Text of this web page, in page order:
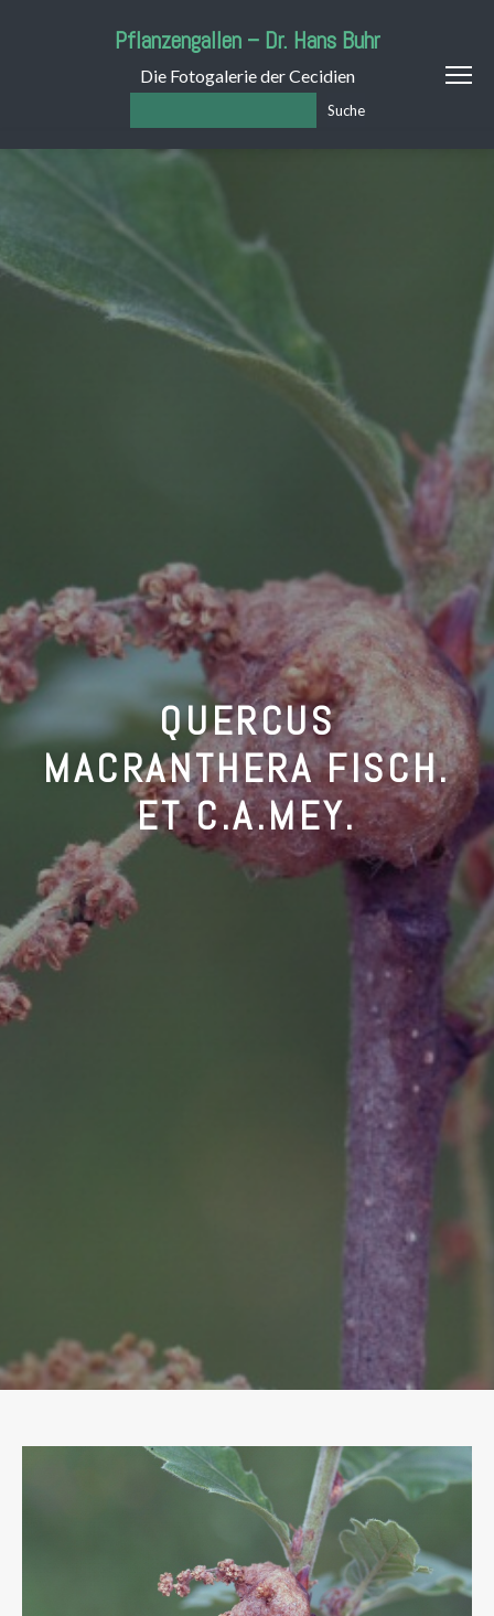
Pflanzengallen – Dr. Hans Buhr
Die Fotogalerie der Cecidien
Suche
QUERCUS
MACRANTHERA FISCH.
ET C.A.MEY.